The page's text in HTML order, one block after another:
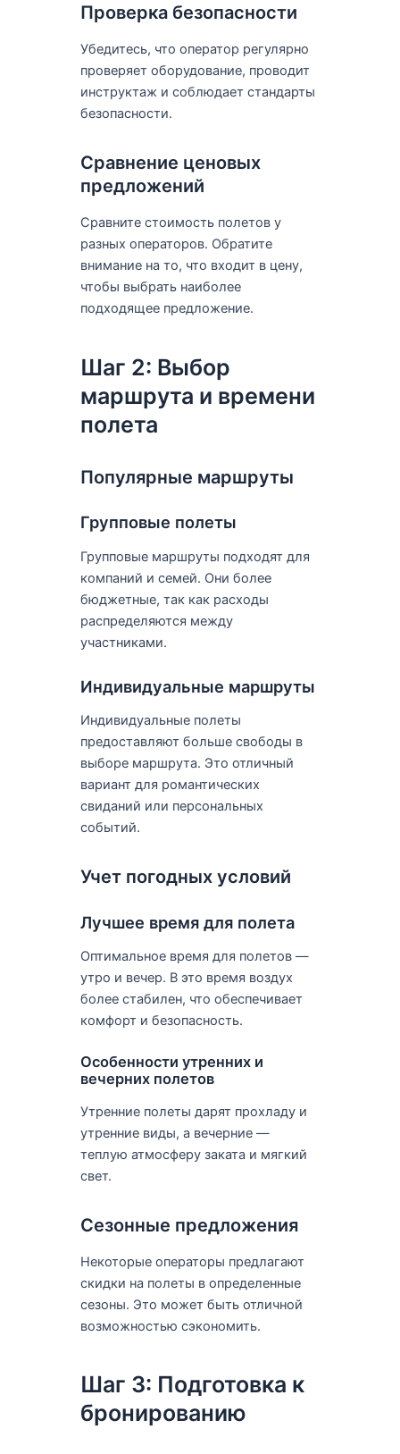
Проверка безопасности
Убедитесь, что оператор регулярно
проверяет оборудование, проводит
инструктаж и соблюдает стандарты
безопасности.
Сравнение ценовых
предложений
Сравните стоимость полетов у
разных операторов. Обратите
внимание на то, что входит в цену,
чтобы выбрать наиболее
подходящее предложение.
Шаг 2: Выбор
маршрута и времени
полета
Популярные маршруты
Групповые полеты
Групповые маршруты подходят для
компаний и семей. Они более
бюджетные, так как расходы
распределяются между
участниками.
Индивидуальные маршруты
Индивидуальные полеты
предоставляют больше свободы в
выборе маршрута. Это отличный
вариант для романтических
свиданий или персональных
событий.
Учет погодных условий
Лучшее время для полета
Оптимальное время для полетов —
утро и вечер. В это время воздух
более стабилен, что обеспечивает
комфорт и безопасность.
Особенности утренних и
вечерних полетов
Утренние полеты дарят прохладу и
утренние виды, а вечерние —
теплую атмосферу заката и мягкий
свет.
Сезонные предложения
Некоторые операторы предлагают
скидки на полеты в определенные
сезоны. Это может быть отличной
возможностью сэкономить.
Шаг 3: Подготовка к
бронированию